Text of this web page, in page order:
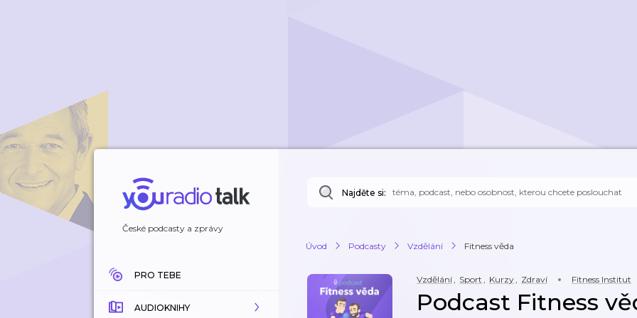
České podcasty a zprávy
PRO TEBE
AUDIOKNIHY
Najděte si:
Úvod Podcasty Vzdělání Fitness věda
Vzdělání, Sport , Kurzy, Zdraví Fitness Institut
Podcast Fitness